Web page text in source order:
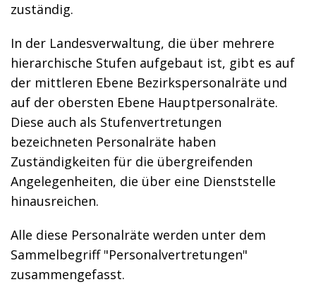
zuständig.
In der Landesverwaltung, die über mehrere
hierarchische Stufen aufgebaut ist, gibt es auf
der mittleren Ebene Bezirkspersonalräte und
auf der obersten Ebene Hauptpersonalräte.
Diese auch als Stufenvertretungen
bezeichneten Personalräte haben
Zuständigkeiten für die übergreifenden
Angelegenheiten, die über eine Dienststelle
hinausreichen.
Alle diese Personalräte werden unter dem
Sammelbegriff "Personalvertretungen"
zusammengefasst.